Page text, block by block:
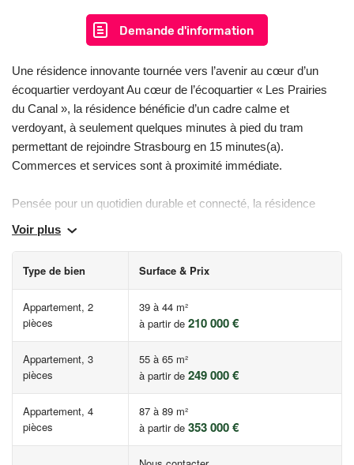
Demande d'information
Une résidence innovante tournée vers l’avenir au cœur d’un
écoquartier verdoyant Au cœur de l’écoquartier « Les Prairies
du Canal », la résidence bénéficie d’un cadre calme et
verdoyant, à seulement quelques minutes à pied du tram
permettant de rejoindre Strasbourg en 15 minutes(a).
Commerces et services sont à proximité immédiate.
Pensée pour un quotidien durable et connecté, la résidence
séduit par son architecture soignée, ses matériaux de qualité et
balcon, terrasse avec pergola ou jardin privatif — et offrent des
(a) Temps de trajet estimatif en voiture. Source Google Maps
* Prix à partir de - Hors parking - TVA 20% - Dans la limite des
stocks disponibles.
Voir plus
Type de bien Surface & Prix
Appartement, 2
pièces
39 à 44 m²
à partir de 210 000 €
Appartement, 3
pièces
55 à 65 m²
à partir de 249 000 €
Appartement, 4
pièces
87 à 89 m²
à partir de 353 000 €